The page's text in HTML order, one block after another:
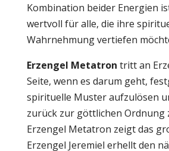
Kombination beider Energien
wertvoll für alle, die ihre
Wahrnehmung vertiefen
Erzengel Metatron tritt an
Seite, wenn es darum geht,
spirituelle Muster aufzulösen
zurück zur göttlichen Ordnung
Erzengel Metatron zeigt das
Erzengel Jeremiel erhellt den